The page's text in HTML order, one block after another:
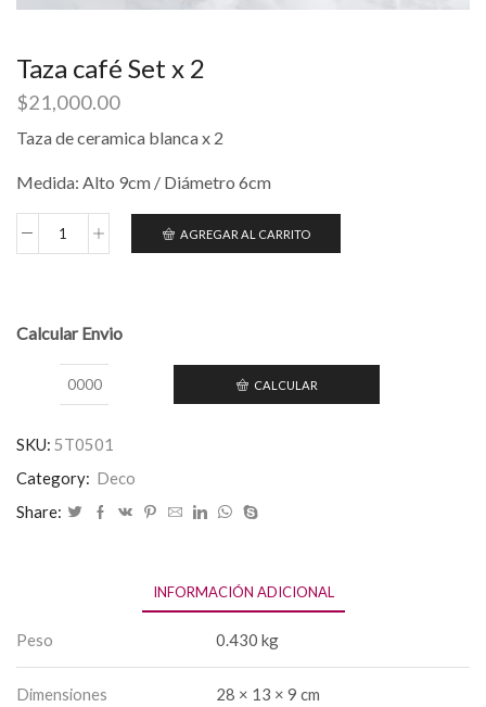
Taza café Set x 2
$21,000.00
Taza de ceramica blanca x 2
Medida: Alto 9cm / Diámetro 6cm
Taza
cantidad
AGREGAR AL CARRITO
Calcular Envio
Calcular
CALCULAR
SKU: 5T0501
Category: Deco
Share:
INFORMACIÓN ADICIONAL
Peso 0.430 kg
Dimensiones 28 × 13 × 9 cm